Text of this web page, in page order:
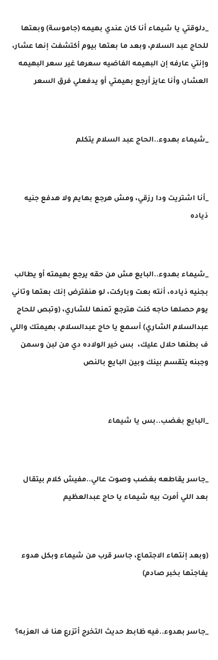
_دلوقتي يا شيماء أنا كان عندي بهيمه (جاموسة) وبعتها
للحاج عبد السلام، وبعد ما بعتها بيوم أكتشفت إنها عشار،
وإنتي عارفه إن البهيمه الفاضيه سعرها غير سعر البهيمه
العشار، وأنا عايز أرجع بهيمتي أو يدفعلي فرق السعر
_شيماء بهدوء..الحاج عبد السلام يتكلم
_أنا اشتريت ودا رزقي، ومش هرجع بهايم ولا هدفع جنيه
ذياده
_شيماء بهدوء..البايع مش من حقه يرجع بهيمته أو يطالب
بجنيه ذياده، أنته بعت وباركت، لو هنفترض إنك بعتها وتاني
يوم حصلها حاجه كنت هترجع تمنها للشاري، (وتبص للحاج
عبدالسلام الشاري) أسمع يا حاج عبدالسلام، بهيمتك واللي
ف بطنها حلال عليك، بس خير الولاده دي من لبن وسمن
وجبنه يتقسم بينك وبين البايع بالنص
_البايع بغضب..بس يا شيماء
_جاسر يقاطعه بغضب وصوت عالي..مفيش كلام بيتقال
بعد اللي أمرت بيه شيماء يا حاج عبدالعظيم
(وبعد إنتهاء الاجتماع، جاسر قرب من شيماء وبكل هدوء
يفاجئها بخبر صادم)
_جاسر بهدوء..فيه ظابط حديث التخرج أتزرع هنا ف العزبه؟